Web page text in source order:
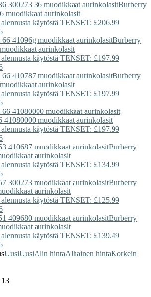
Burberry
muodikkaat aurinkolasit
alennusta käytöstä TENSET: £206.99
Burberry
aurinkolasit
alennusta käytöstä TENSET: £197.99
Burberry
aurinkolasit
alennusta käytöstä TENSET: £197.99
41080000 muodikkaat aurinkolasit
alennusta käytöstä TENSET: £197.99
Burberry
aurinkolasit
alennusta käytöstä TENSET: £134.99
Burberry
aurinkolasit
alennusta käytöstä TENSET: £125.99
Burberry
aurinkolasit
alennusta käytöstä TENSET: £139.49
UusiUusiAlin hintaAlhainen hintaKorkein
13